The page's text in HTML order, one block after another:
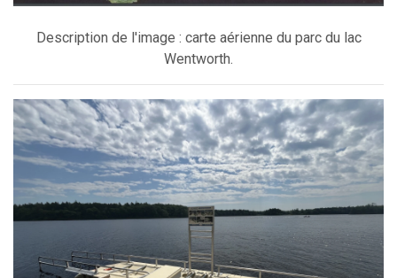
Description de l'image : carte aérienne du parc du lac
Wentworth.